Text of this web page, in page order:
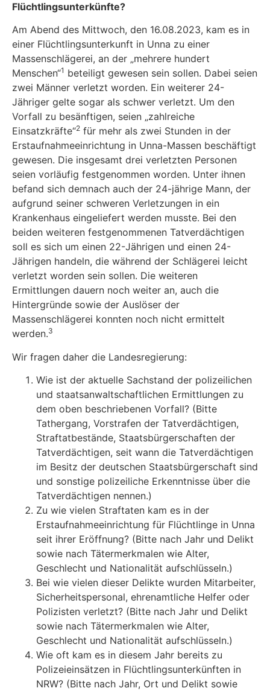
Flüchtlingsunterkünfte?
Am Abend des Mittwoch, den 16.08.2023, kam es in
einer Flüchtlingsunterkunft in Unna zu einer
Massenschlägerei, an der „mehrere hundert
Menschen“1 beteiligt gewesen sein sollen. Dabei seien
zwei Männer verletzt worden. Ein weiterer 24-
Jähriger gelte sogar als schwer verletzt. Um den
Vorfall zu besänftigen, seien „zahlreiche
Einsatzkräfte“2 für mehr als zwei Stunden in der
Erstaufnahmeeinrichtung in Unna-Massen beschäftigt
gewesen. Die insgesamt drei verletzten Personen
seien vorläufig festgenommen worden. Unter ihnen
befand sich demnach auch der 24-jährige Mann, der
aufgrund seiner schweren Verletzungen in ein
Krankenhaus eingeliefert werden musste. Bei den
beiden weiteren festgenommenen Tatverdächtigen
soll es sich um einen 22-Jährigen und einen 24-
Jährigen handeln, die während der Schlägerei leicht
verletzt worden sein sollen. Die weiteren
Ermittlungen dauern noch weiter an, auch die
Hintergründe sowie der Auslöser der
Massenschlägerei konnten noch nicht ermittelt
werden.3
Wir fragen daher die Landesregierung:
Wie ist der aktuelle Sachstand der polizeilichen
und staatsanwaltschaftlichen Ermittlungen zu
dem oben beschriebenen Vorfall? (Bitte
Tathergang, Vorstrafen der Tatverdächtigen,
Straftatbestände, Staatsbürgerschaften der
Tatverdächtigen, seit wann die Tatverdächtigen
im Besitz der deutschen Staatsbürgerschaft sind
und sonstige polizeiliche Erkenntnisse über die
Tatverdächtigen nennen.)
Zu wie vielen Straftaten kam es in der
Erstaufnahmeeinrichtung für Flüchtlinge in Unna
seit ihrer Eröffnung? (Bitte nach Jahr und Delikt
sowie nach Tätermerkmalen wie Alter,
Geschlecht und Nationalität aufschlüsseln.)
Bei wie vielen dieser Delikte wurden Mitarbeiter,
Sicherheitspersonal, ehrenamtliche Helfer oder
Polizisten verletzt? (Bitte nach Jahr und Delikt
sowie nach Tätermerkmalen wie Alter,
Geschlecht und Nationalität aufschlüsseln.)
Wie oft kam es in diesem Jahr bereits zu
Polizeieinsätzen in Flüchtlingsunterkünften in
NRW? (Bitte nach Jahr, Ort und Delikt sowie